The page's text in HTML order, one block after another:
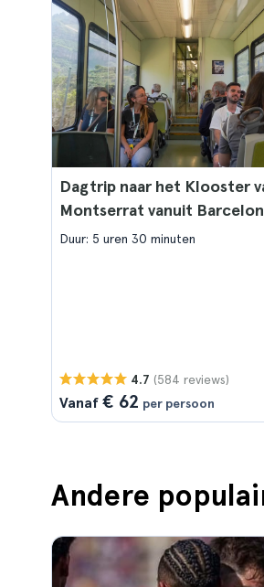
Dagtrip naar het Klooster
Montserrat vanuit
Duur: 5 uren 30 minuten
4.7 (584 reviews)
Vanaf € 62 per persoon
Andere